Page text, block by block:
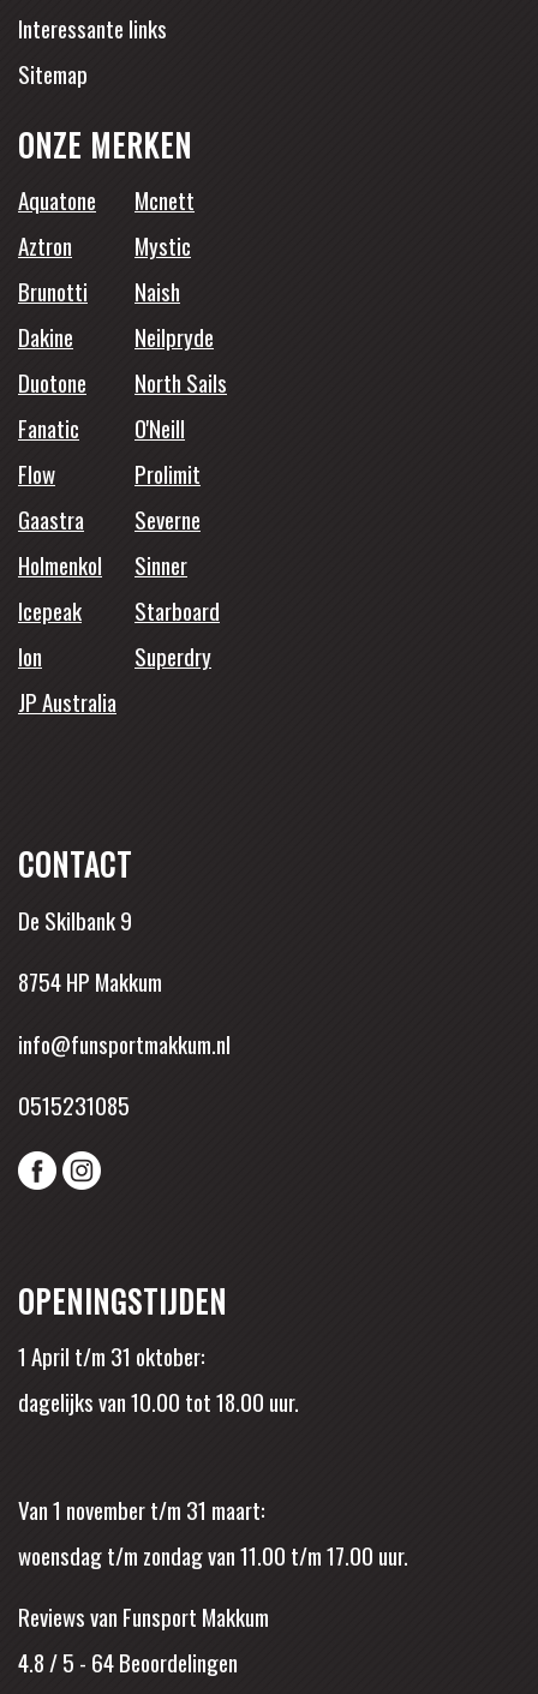
Interessante links
Sitemap
ONZE MERKEN
Aquatone
Mcnett
Aztron
Mystic
Brunotti
Naish
Dakine
Neilpryde
Duotone
North Sails
Fanatic
O'Neill
Flow
Prolimit
Gaastra
Severne
Holmenkol
Sinner
Icepeak
Starboard
Ion
Superdry
JP Australia
CONTACT
De Skilbank 9
8754 HP Makkum
info@funsportmakkum.nl
0515231085
OPENINGSTIJDEN
1 April t/m 31 oktober:
dagelijks van 10.00 tot 18.00 uur.
Van 1 november t/m 31 maart:
woensdag t/m zondag van 11.00 t/m 17.00 uur.
Reviews van Funsport Makkum
4.8 / 5 - 64Beoordelingen